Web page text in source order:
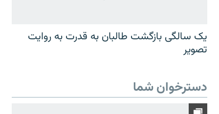
یک سالگی بازگشت طالبان به قدرت به روایت
تصویر
دسترخوان شما